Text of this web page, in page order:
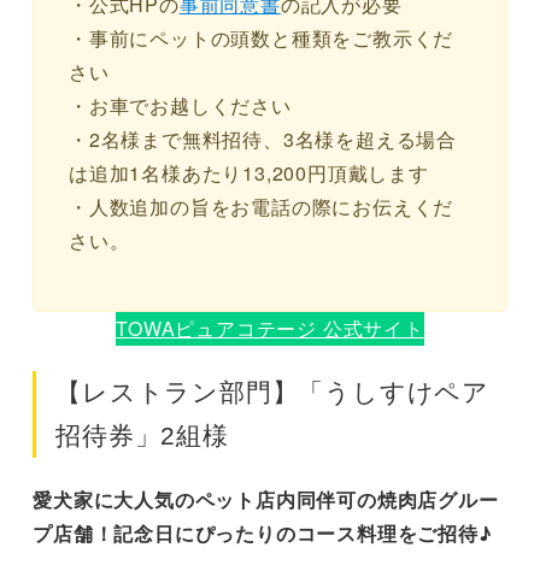
・事前にペットの頭数と種類をご教示くだ
さい
・お車でお越しください
・2名様まで無料招待、3名様を超える場合
は追加1名様あたり13,200円頂戴します
・人数追加の旨をお電話の際にお伝えくだ
さい。
TOWAピュアコテージ 公式サイト
【レストラン部門】「うしすけペア
招待券」2組様
愛犬家に大人気のペット店内同伴可の焼肉店グルー
プ店舗！記念日にぴったりのコース料理をご招待♪